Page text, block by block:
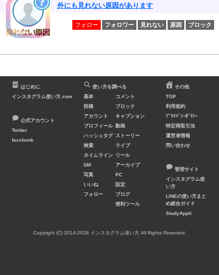
外にも見れない原因があります
フォロー フォロワー 見れない 原因 ブロック
はじめに
インスタグラム使い方.com
公式アカウント
Twitter
facebook
使い方を調べる
基本
投稿
アカウント
プロフィール
ハッシュタグ
検索
タイムライン
DM
写真
いいね
フォロー
コメント
ブロック
キャプション
動画
ストーリー
ライブ
リール
アーカイブ
PC
設定
ブログ
便利ツール
その他
TOP
利用規約
ﾌﾟﾗｲﾊﾞｼｰﾎﾟﾘｼｰ
特定商取引法
運営者情報
問い合わせ
管理サイト
インスタグラム使
い方
LINEの使い方まと
め総合ガイド
StudyAppli
Copyright (C) 2014-2026 インスタグラム使い方 All Rights Reserved.